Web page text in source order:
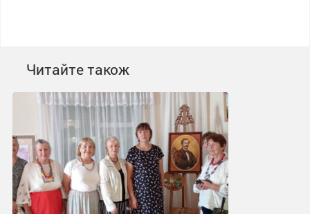
Читайте також